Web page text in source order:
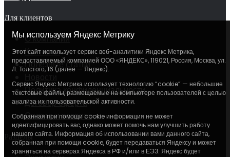
Мы используем Яндекс Метрику
Этот сайт использует сервис веб-аналитики Яндекс Метрика,
предоставляемый компанией ООО «ЯНДЕКС», 119021, Россия, Москва, ул.
Л. Толстого, 16 (далее — Яндекс).
Сервис Яндекс Метрика использует технологию “cookie” — небольшие
текстовые файлы, размещаемые на компьютере пользователей с целью
анализа их пользовательской активности.
Собранная при помощи cookie информация не может
идентифицировать вас, однако может помочь нам улучшить работу
нашего сайта. Информация об использовании вами данного сайта,
собранная при помощи cookie, будет передаваться Яндексу и может
храниться на серверах Яндекса в РФ и/или в ЕЭЗ. Яндекс будет
Для клиентов
О компании
Контакты
Полезные статьи
Политика конфиденциальности
Договор оферта
Оплата и возврат
Разделы